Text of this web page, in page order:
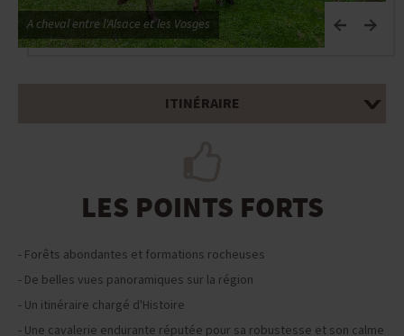
A cheval entre l'Alsace et les Vosges
ITINÉRAIRE
LES POINTS FORTS
- Forêts abondantes et formations rocheuses
- De belles vues panoramiques sur la région
- Un itinéraire chargé d'Histoire
- Une cavalerie endurante réputée pour sa robustesse et son calme